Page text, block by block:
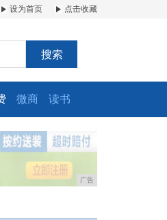
设为首页 点击收藏
搜索
微商 读书
广告